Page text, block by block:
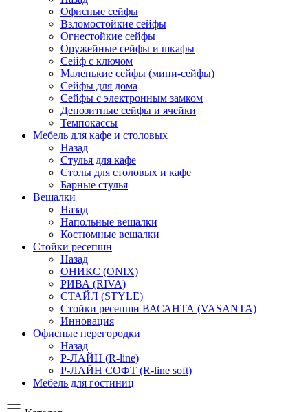
Офисные сейфы
Взломостойкие сейфы
Огнестойкие сейфы
Оружейные сейфы и шкафы
Сейф с ключом
Маленькие сейфы (мини-сейфы)
Сейфы для дома
Сейфы с электронным замком
Депозитные сейфы и ячейки
Темпокассы
Мебель для кафе и столовых
Назад
Стулья для кафе
Столы для столовых и кафе
Барные стулья
Вешалки
Назад
Напольные вешалки
Костюмные вешалки
Стойки ресепшн
Назад
ОНИКС (ONIX)
РИВА (RIVA)
СТАЙЛ (STYLE)
Стойки ресепшн ВАСАНТА (VASANTA)
Инновация
Офисные перегородки
Назад
Р-ЛАЙН (R-line)
Р-ЛАЙН СОФТ (R-line soft)
Мебель для гостиниц